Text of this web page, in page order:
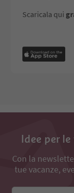
Scaricala qui
Idee per
Con la
tue vacanze,